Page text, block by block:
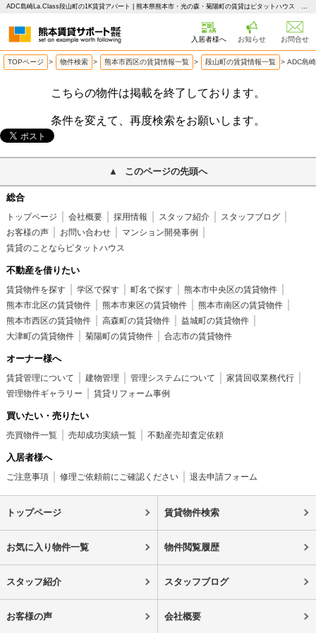
ADC島崎La.Class段山町の1K賃貸アパート | 熊本県熊本市・光の森・菊陽町の賃貸はピタットハウス 熊本賃貸サポート
入居者様へ お知らせ お問合せ
TOPページ > 物件検索 > 熊本市西区の賃貸情報一覧 > 段山町の賃貸情報一覧 > ADC島
こちらの物件は掲載を終了しております。
条件を変えて、再度検索をお願いします。
このページの先頭へ
総合
トップページ 会社概要 採用情報 スタッフ紹介
スタッフブログ
お客様の声
お問い合わせ
マンション開発事例
賃貸のことならピタットハウス
不動産を借りたい
賃貸物件を探す 学区で探す 町名で探す
熊本市中央区の賃貸物件
熊本市北区の賃貸物件
熊本市東区の賃貸物件
熊本市南区の賃貸物件
熊本市西区の賃貸物件
高森町の賃貸物件
益城町の賃貸物件
大津町の賃貸物件
菊陽町の賃貸物件 合志市の賃貸物件
オーナー様へ
賃貸管理について 建物管理 管理システムについて
家賃回収業務代行
管理物件ギャラリー
賃貸リフォーム事例
買いたい・売りたい
売買物件一覧 売却成功実績一覧 不動産売却査定依頼
入居者様へ
ご注意事項 修理ご依頼前にご確認ください 退去申請フォーム
トップページ 賃貸物件検索
お気に入り物件一覧 物件閲覧履歴
スタッフ紹介 スタッフブログ
お客様の声 会社概要